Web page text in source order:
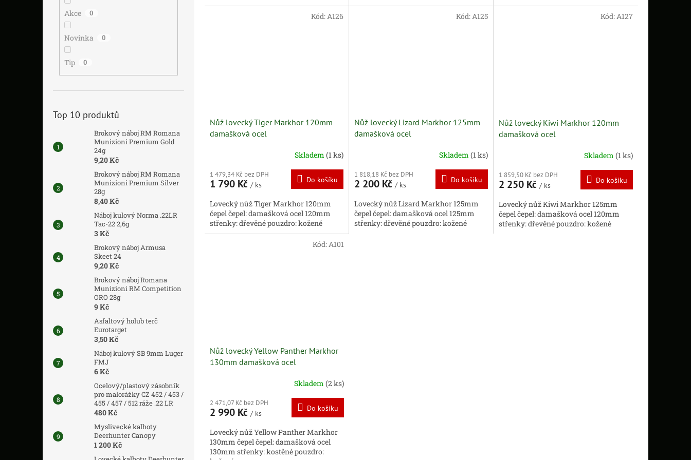
Akce 0
Novinka 0
Tip 0
Top 10 produktů
Brokový náboj RM Romana
Munizioni Premium Gold
24g
9,20 Kč
Brokový náboj RM Romana
Munizioni Premium Silver
28g
8,40 Kč
Náboj kulový Norma .22LR
Tac-22 2,6g
3 Kč
Brokový náboj Armusa
Skeet 24
9,20 Kč
Brokový náboj Romana
Munizioni RM Competition
ORO 28g
9 Kč
Asfaltový holub terč
Eurotarget
3,50 Kč
Náboj kulový SB 9mm Luger
FMJ
6 Kč
Ocelový/plastový zásobník
pro malorážky CZ 452 / 453 /
455 / 457 / 512 ráže .22 LR
480 Kč
Myslivecké kalhoty
Deerhunter Canopy
1 200 Kč
Nůž lovecký Tiger Markhor 120mm
damašková ocel
Skladem (1 ks)
1 479,34 Kč bez DPH
1 790 Kč / ks
Do košíku
Lovecký nůž Tiger Markhor 120mm
čepel čepel: damašková ocel 120mm
střenky: dřevěné pouzdro: kožené
Kód:A126
Nůž lovecký Lizard Markhor 125mm
damašková ocel
Skladem (1 ks)
1 818,18 Kč bez DPH
2 200 Kč / ks
Do košíku
Lovecký nůž Lizard Markhor 125mm
čepel čepel: damašková ocel 125mm
střenky: dřevěné pouzdro: kožené
Kód:A125
Nůž lovecký Kiwi Markhor 120mm
damašková ocel
Skladem (1 ks)
1 859,50 Kč bez DPH
2 250 Kč / ks
Do košíku
Lovecký nůž Kiwi Markhor 125mm
čepel čepel: damašková ocel 120mm
střenky: dřevěné pouzdro: kožené
Kód:A127
Nůž lovecký Yellow Panther Markhor
130mm damašková ocel
Skladem (2 ks)
2 471,07 Kč bez DPH
2 990 Kč / ks
Do košíku
Lovecký nůž Yellow Panther Markhor
130mm čepel čepel: damašková ocel
130mm střenky: kostěné pouzdro:
Kód:A101